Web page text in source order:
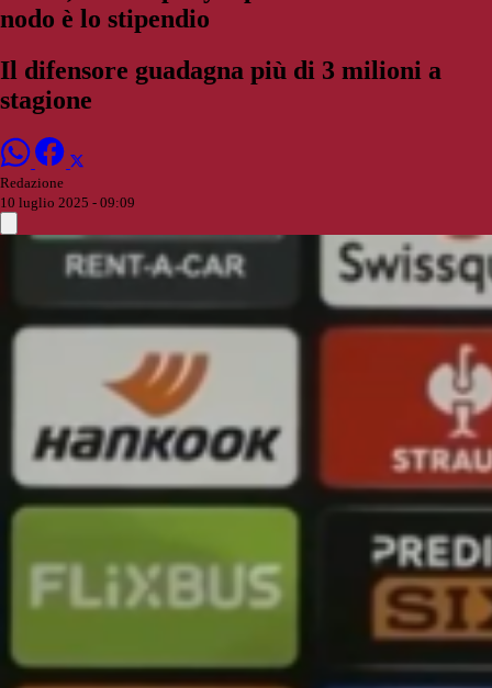
nodo è lo stipendio
Il difensore guadagna più di 3 milioni a
stagione
Redazione
10 luglio 2025 - 09:09